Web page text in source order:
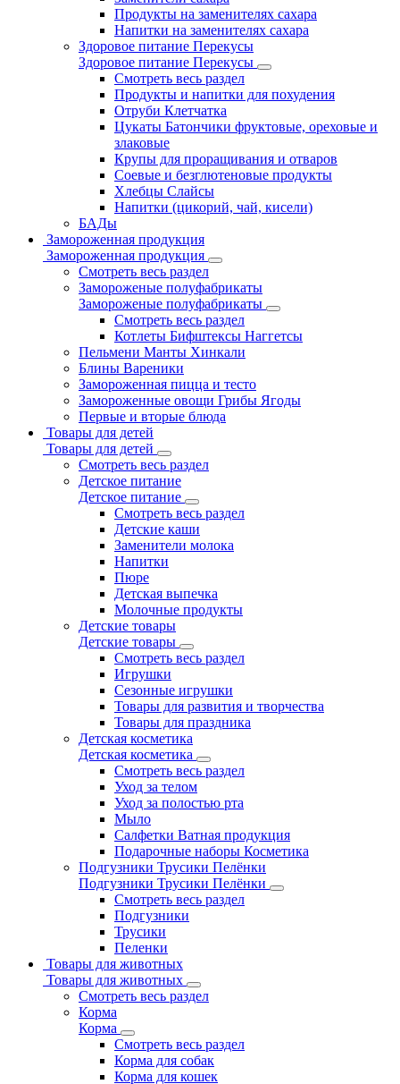
Продукты на заменителях сахара
Напитки на заменителях сахара
Здоровое питание Перекусы
Здоровое питание Перекусы
Смотреть весь раздел
Продукты и напитки для похудения
Отруби Клетчатка
Цукаты Батончики фруктовые, ореховые и
злаковые
Крупы для проращивания и отваров
Соевые и безглютеновые продукты
Хлебцы Слайсы
Напитки (цикорий, чай, кисели)
БАДы
Замороженная продукция
Замороженная продукция
Смотреть весь раздел
Замороженые полуфабрикаты
Замороженые полуфабрикаты
Смотреть весь раздел
Котлеты Бифштексы Наггетсы
Пельмени Манты Хинкали
Блины Вареники
Замороженная пицца и тесто
Замороженные овощи Грибы Ягоды
Первые и вторые блюда
Товары для детей
Товары для детей
Смотреть весь раздел
Детское питание
Детское питание
Смотреть весь раздел
Детские каши
Заменители молока
Напитки
Пюре
Детская выпечка
Молочные продукты
Детские товары
Детские товары
Смотреть весь раздел
Игрушки
Сезонные игрушки
Товары для развития и творчества
Товары для праздника
Детская косметика
Детская косметика
Смотреть весь раздел
Уход за телом
Уход за полостью рта
Мыло
Салфетки Ватная продукция
Подарочные наборы Косметика
Подгузники Трусики Пелёнки
Подгузники Трусики Пелёнки
Смотреть весь раздел
Подгузники
Трусики
Пеленки
Товары для животных
Товары для животных
Смотреть весь раздел
Корма
Корма
Смотреть весь раздел
Корма для собак
Корма для кошек